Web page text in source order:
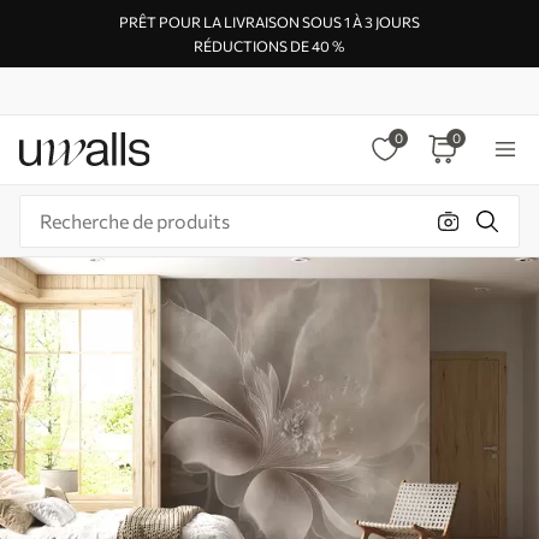
PRÊT POUR LA LIVRAISON SOUS 1 À 3 JOURS
RÉDUCTIONS DE 40 %
0 0